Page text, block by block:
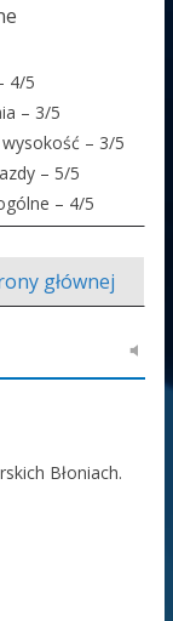
4/5
– 3/5
– 3/5
– 5/5
– 4/5
głównej
Błoniach.